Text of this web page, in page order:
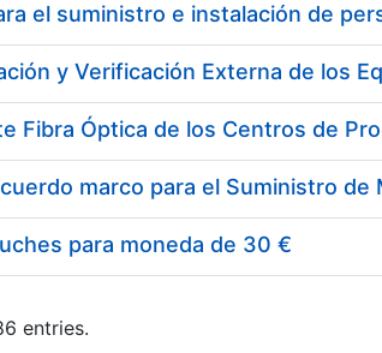
el suministro e instalación de
para moneda de 30 €
entries.